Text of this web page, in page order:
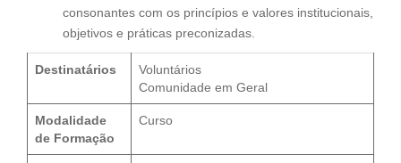
consonantes com os princípios e valores institucionais,
objetivos e práticas preconizadas.
Destinatários
Voluntários
Comunidade em Geral
Modalidade
de Formação
Curso